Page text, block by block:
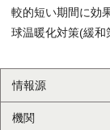
較的短い期間に効
球温暖化対策(緩和
情報源
機関